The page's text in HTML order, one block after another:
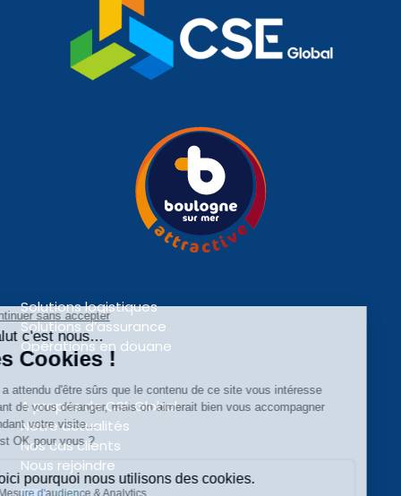
Solutions logistiques
Solutions d’assurance
Opérations en douane
A propos de CSE Global
Notre actualités
Nos cas clients
Nous rejoindre